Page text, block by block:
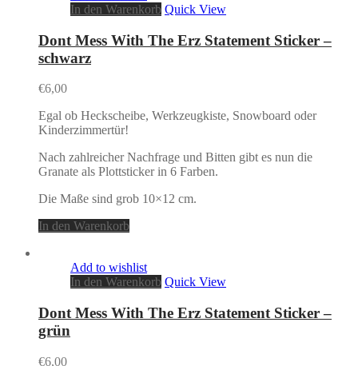
In den Warenkorb Quick View
Dont Mess With The Erz Statement Sticker –
schwarz
€6,00
Egal ob Heckscheibe, Werkzeugkiste, Snowboard oder
Kinderzimmertür!
Nach zahlreicher Nachfrage und Bitten gibt es nun die
Granate als Plottsticker in 6 Farben.
Die Maße sind grob 10×12 cm.
In den Warenkorb
Add to wishlist
In den Warenkorb Quick View
Dont Mess With The Erz Statement Sticker –
grün
€6,00